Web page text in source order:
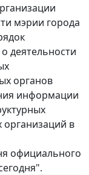
мэрии города
деятельности
органов
информации
в
официального